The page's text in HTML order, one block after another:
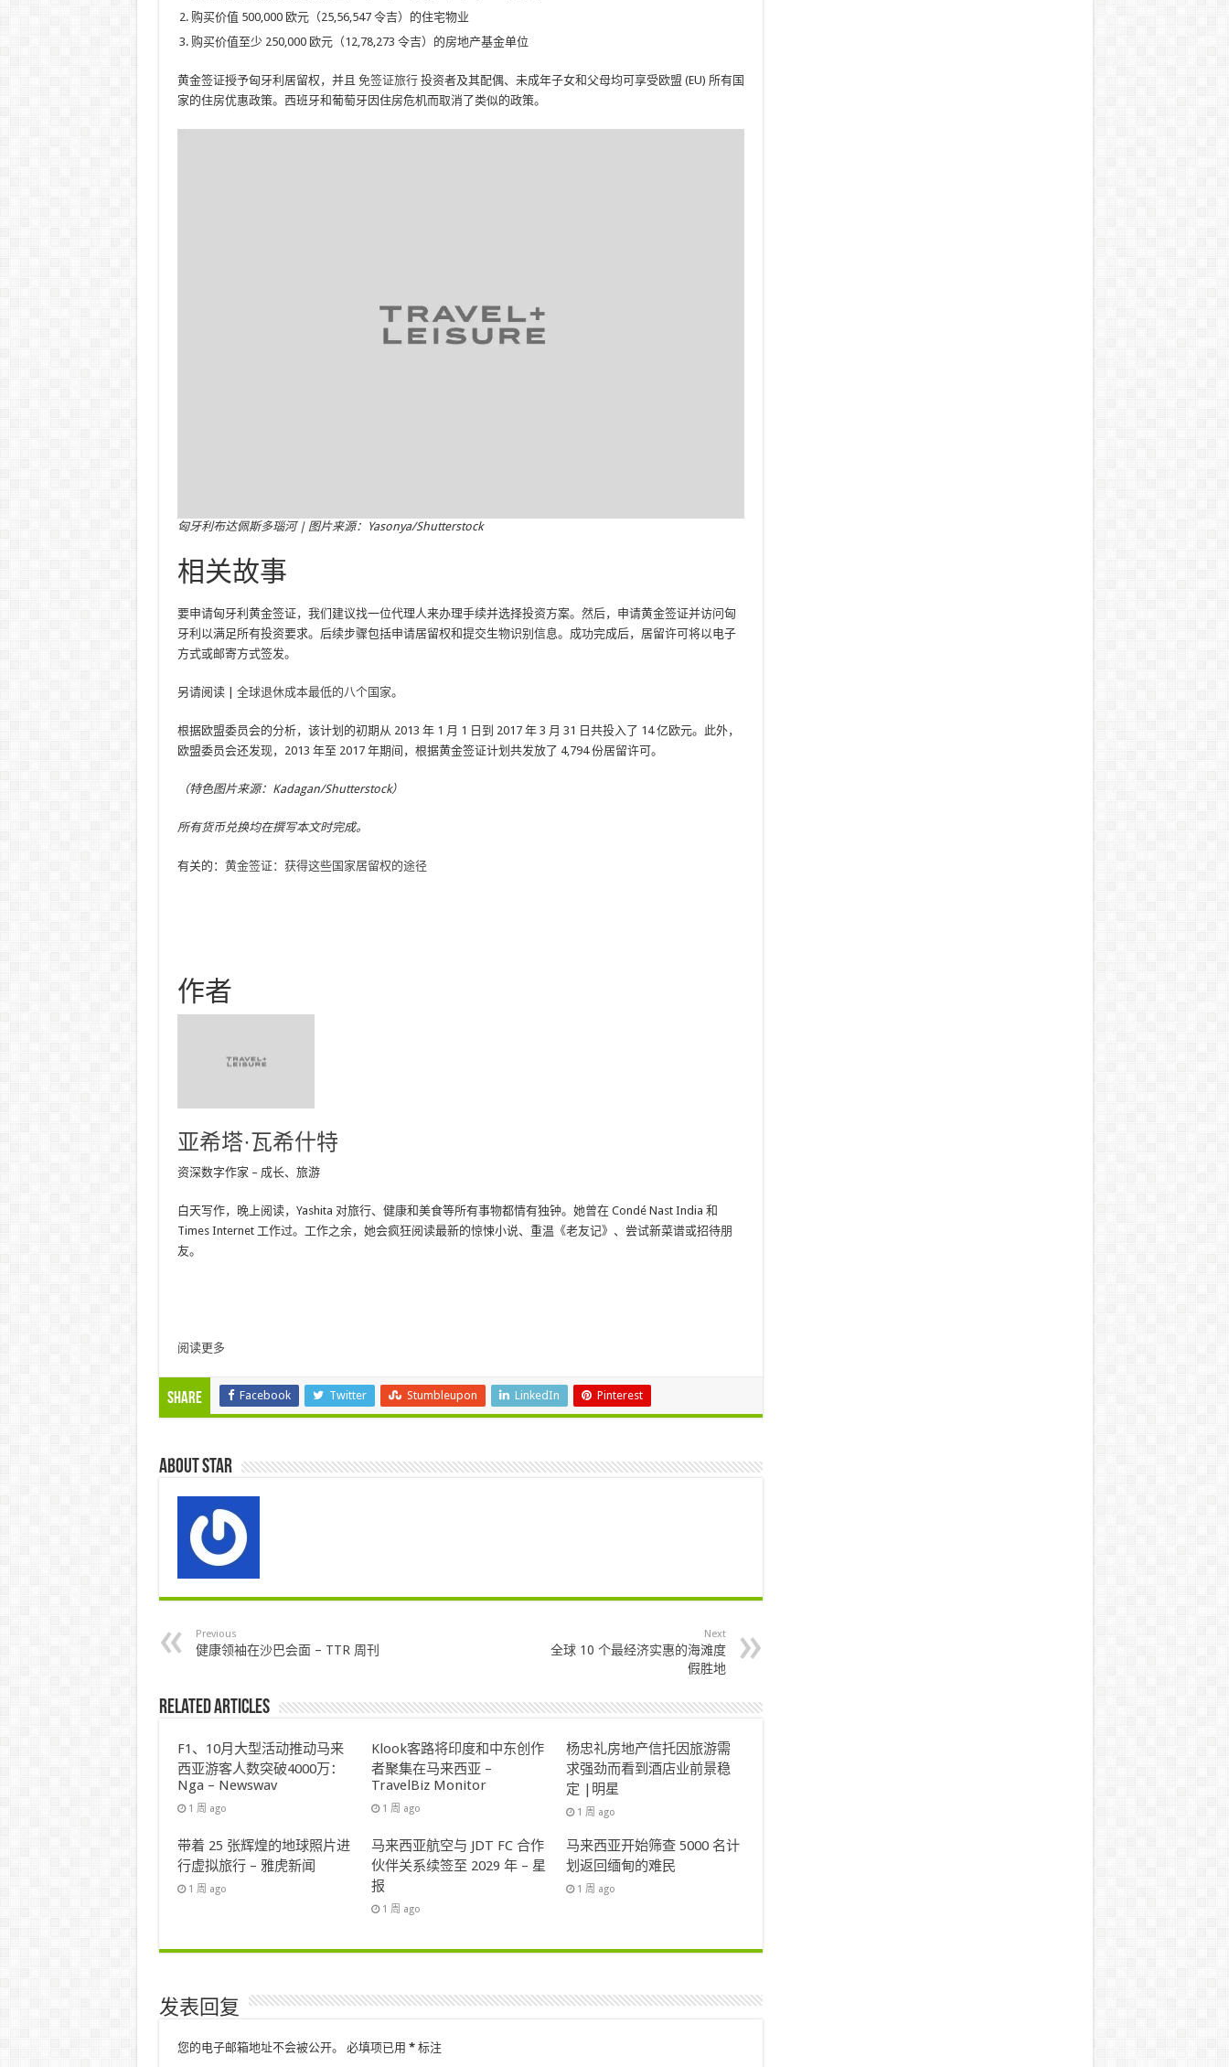
购买价值 500,000 欧元（25,56,547 令吉）的住宅物业
购买价值至少 250,000 欧元（12,78,273 令吉）的房地产基金单位
黄金签证授予匈牙利居留权，并且 免签证旅行投资者及其配偶、未成年子女和父母均可享受欧盟 (EU) 所有国
家的住房优惠政策。西班牙和葡萄牙因住房危机而取消了类似的政策。
匈牙利布达佩斯多瑙河 | 图片来源：Yasonya/Shutterstock
相关故事
要申请匈牙利黄金签证，我们建议找一位代理人来办理手续并选择投资方案。然后，申请黄金签证并访问匈
牙利以满足所有投资要求。后续步骤包括申请居留权和提交生物识别信息。成功完成后，居留许可将以电子
方式或邮寄方式签发。
另请阅读 | 全球退休成本最低的八个国家。
根据欧盟委员会的分析，该计划的初期从 2013 年 1 月 1 日到 2017 年 3 月 31 日共投入了 14 亿欧元。此外，
欧盟委员会还发现，2013 年至 2017 年期间，根据黄金签证计划共发放了 4,794 份居留许可。
（特色图片来源：Kadagan/Shutterstock）
所有货币兑换均在撰写本文时完成。
有关的： 黄金签证：获得这些国家居留权的途径
作者
亚希塔·瓦希什特
资深数字作家 – 成长、旅游
白天写作，晚上阅读，Yashita 对旅行、健康和美食等所有事物都情有独钟。她曾在 Condé Nast India 和
Times Internet 工作过。工作之余，她会疯狂阅读最新的惊悚小说、重温《老友记》、尝试新菜谱或招待朋
友。
阅读更多
Share Facebook Twitter Stumbleupon LinkedIn Pinterest
About star
Previous
健康领袖在沙巴会面 – TTR 周刊
Next
全球 10 个最经济实惠的海滩度
假胜地
Related Articles
F1、10月大型活动推动马来
西亚游客人数突破4000万：
Nga – Newswav
1 周 ago
Klook客路将印度和中东创作
者聚集在马来西亚 –
TravelBiz Monitor
1 周 ago
杨忠礼房地产信托因旅游需
求强劲而看到酒店业前景稳
定 |明星
1 周 ago
带着 25 张辉煌的地球照片进
行虚拟旅行 – 雅虎新闻
1 周 ago
马来西亚航空与 JDT FC 合作
伙伴关系续签至 2029 年 – 星
报
1 周 ago
马来西亚开始筛查 5000 名计
划返回缅甸的难民
1 周 ago
发表回复
您的电子邮箱地址不会被公开。 必填项已用 *标注